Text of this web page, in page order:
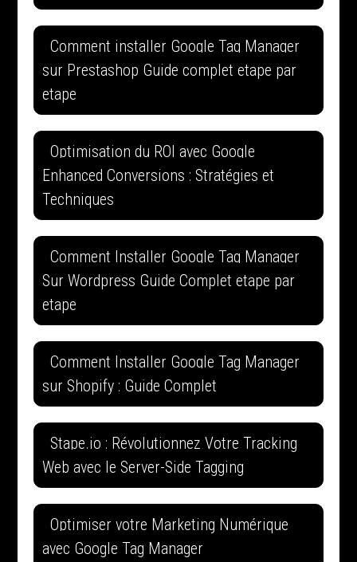
Comment installer Google Tag Manager
sur Prestashop Guide complet etape par
etape
Optimisation du ROI avec Google
Enhanced Conversions : Stratégies et
Techniques
Comment Installer Google Tag Manager
Sur Wordpress Guide Complet etape par
etape
Comment Installer Google Tag Manager
sur Shopify : Guide Complet
Stape.io : Révolutionnez Votre Tracking
Web avec le Server-Side Tagging
Optimiser votre Marketing Numérique
avec Google Tag Manager